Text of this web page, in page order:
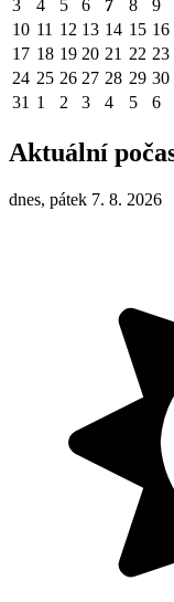
3 4 5 6 7 8
9
10 11 12 13 14 15 16
17 18 19 20 21 22 23
24 25 26 27 28 29 30
31 1 2 3 4 5 6
Aktuální
dnes, pátek 7. 8. 2026